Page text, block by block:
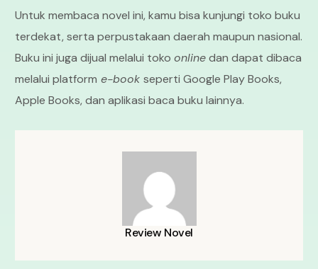
Untuk membaca novel ini, kamu bisa kunjungi toko buku
terdekat, serta perpustakaan daerah maupun nasional.
Buku ini juga dijual melalui tokoonlinedan dapat dibaca
melalui platform e-bookseperti Google Play Books,
Apple Books, dan aplikasi baca buku lainnya.
Review Novel